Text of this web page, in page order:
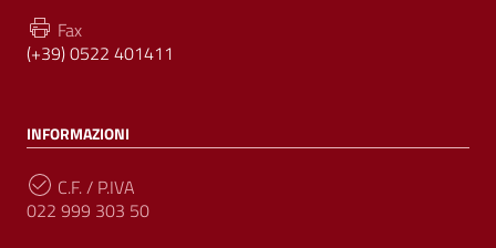
Fax
(+39) 0522 401411
INFORMAZIONI
C.F. / P.IVA
022 999 303 50